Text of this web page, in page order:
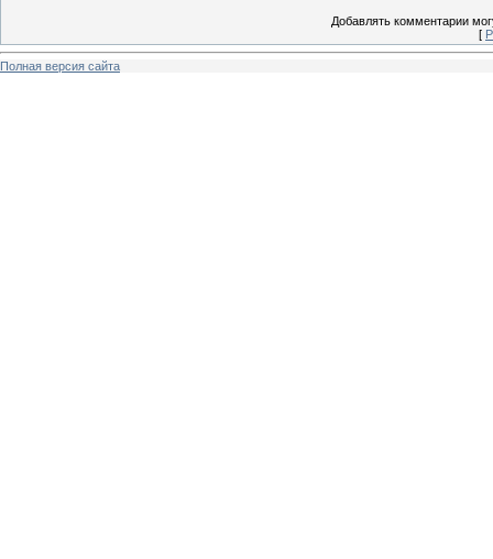
Добавлять комментарии
[
Полная версия сайта